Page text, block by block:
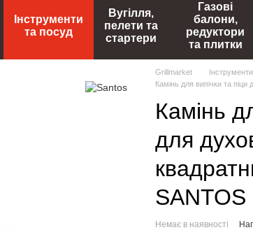
Інструменти
та посуд
Вугілля,
пелети та
стартери
Газові
балони,
редуктори
та плитки
Grillmarket
Камінь для випічки та
Камінь
для
SANTOS
Немає в наявності